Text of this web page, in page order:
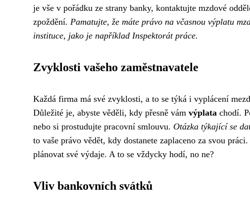
je vše v pořádku ze strany banky, kontaktujte mzdové
zpoždění. Pamatujte, že máte právo na včasnou výplatu
instituce, jako je například Inspektorát práce.
Zvyklosti vašeho zaměstnavatele
Každá firma má své zvyklosti, a to se týká i vyplácení
Důležité je, abyste věděli, kdy přesně vám výplata chodí.
nebo si prostudujte pracovní smlouvu. Otázka týkající se
to vaše právo vědět, kdy dostanete zaplaceno za svou
plánovat své výdaje. A to se vždycky hodí, no ne?
Vliv bankovních svátků